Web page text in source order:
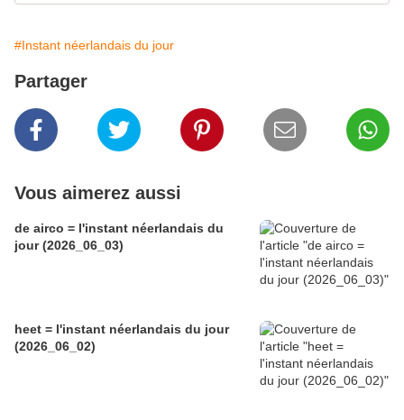
#Instant néerlandais du jour
Partager
Vous aimerez aussi
de airco = l'instant néerlandais du
jour (2026_06_03)
heet = l'instant néerlandais du jour
(2026_06_02)